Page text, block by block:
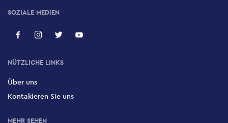
SOZIALE MEDIEN
NÜTZLICHE LINKS
Über uns
Kontakieren Sie uns
MEHR SEHEN